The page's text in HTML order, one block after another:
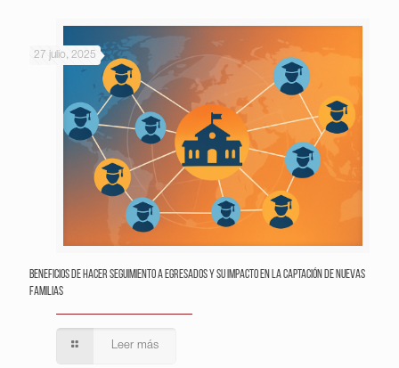
27 julio, 2025
Beneficios de hacer seguimiento a egresados y su impacto en la captación de nuevas
familias
Leer más